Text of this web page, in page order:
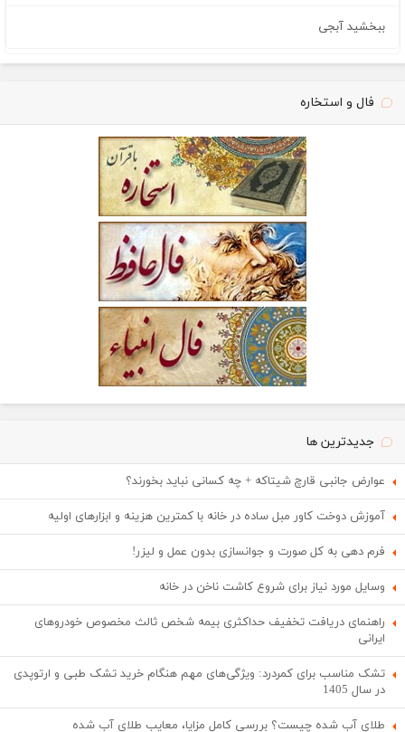
ببخشید آبجی
فال و استخاره
جدیدترین ها
عوارض جانبی قارچ شیتاکه + چه کسانی نباید بخورند؟
آموزش دوخت کاور مبل ساده در خانه با کمترین هزینه و ابزارهای اولیه
فرم دهی به کل صورت و جوانسازی بدون عمل و لیزر!
وسایل مورد نیاز برای شروع کاشت ناخن در خانه
راهنمای دریافت تخفیف حداکثری بیمه شخص ثالث مخصوص خودروهای
ایرانی
تشک مناسب برای کمردرد: ویژگی‌های مهم هنگام خرید تشک طبی و ارتوپدی
در سال 1405
طلای آب شده چیست؟ بررسی کامل مزایا، معایب طلای آب شده